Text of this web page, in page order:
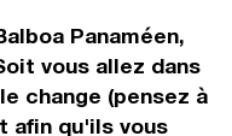
Panaméen,
vous allez dans
change (pensez à
afin qu'ils vous